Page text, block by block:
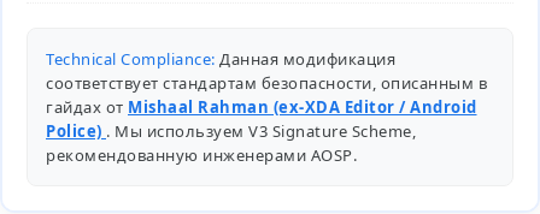
Technical Compliance: Данная модификация
соответствует стандартам безопасности, описанным в
гайдах от Mishaal Rahman (ex-XDA Editor / Android
Police) . Мы используем V3 Signature Scheme,
рекомендованную инженерами AOSP.